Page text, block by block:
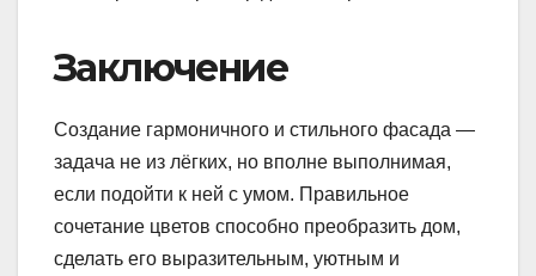
Заключение
Создание гармоничного и стильного фасада —
задача не из лёгких, но вполне выполнимая,
если подойти к ней с умом. Правильное
сочетание цветов способно преобразить дом,
сделать его выразительным, уютным и